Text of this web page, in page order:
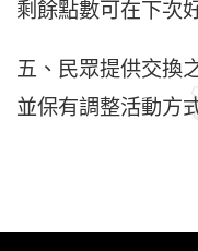
剩餘點數可在下次
五、民眾提供交換
並保有調整活動方